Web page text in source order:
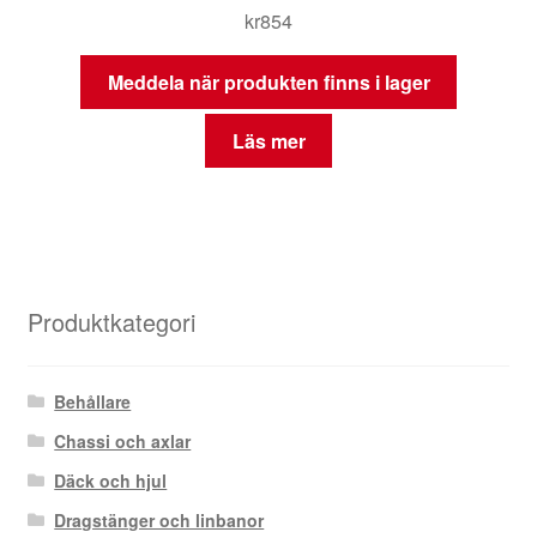
kr854
Meddela när produkten finns i lager
Läs mer
Produktkategori
Behållare
Chassi och axlar
Däck och hjul
Dragstänger och linbanor